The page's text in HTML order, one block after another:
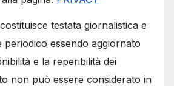
testata giornalistica e
essendo aggiornato
e la reperibilità dei
non può essere considerato in